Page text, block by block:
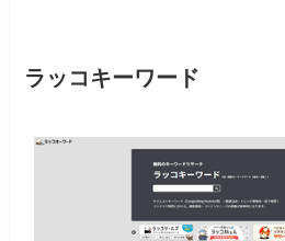
ラッコキーワード